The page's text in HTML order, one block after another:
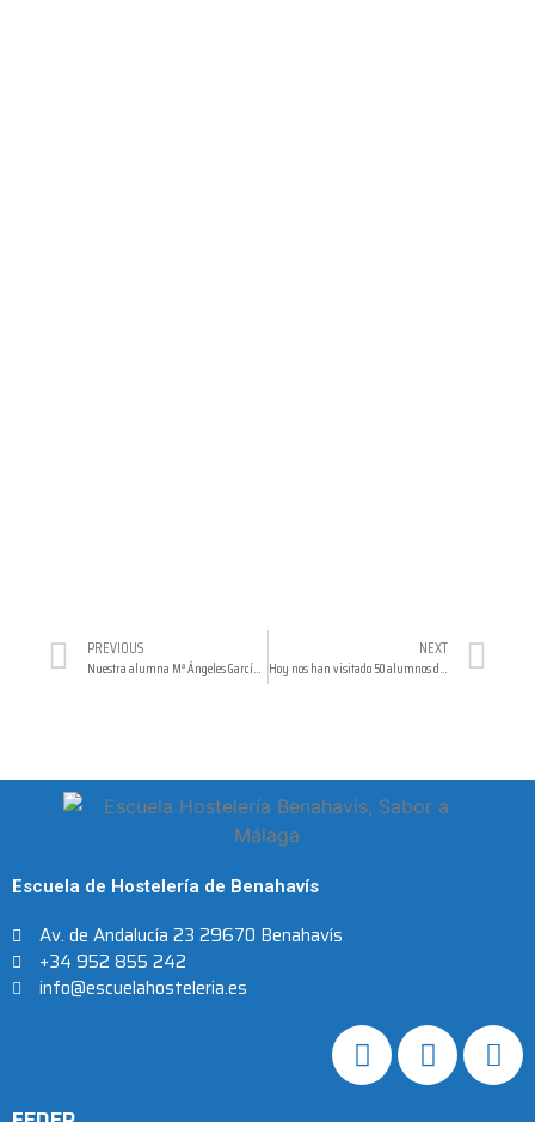
PREVIOUS
Nuestra alumna Mª Ángeles García Roldán en la final de Le Cordon Bleu Madrid
NEXT
Hoy nos han visitado 50 alumnos del Colegio Daidín
Escuela de Hostelería de Benahavís
Av. de Andalucía 23 29670 Benahavís
+34 952 855 242
info@escuelahosteleria.es